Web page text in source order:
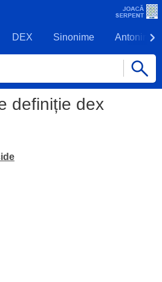
DEX Sinonime Antonime
definiție dex